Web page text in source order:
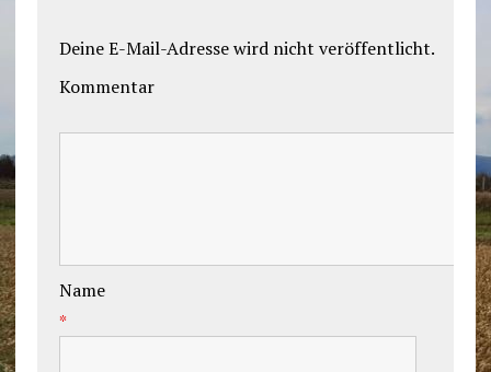
Deine E-Mail-Adresse wird nicht veröffentlicht.
Kommentar
Name
*